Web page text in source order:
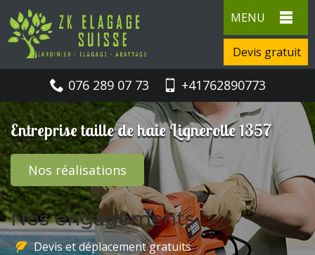
MENU
Devis gratuit
076 289 07 73 +41762890773
Entreprise taille de haie Lignerolle 1357
Nos réalisations
Nos engagements
Devis et déplacement gratuits